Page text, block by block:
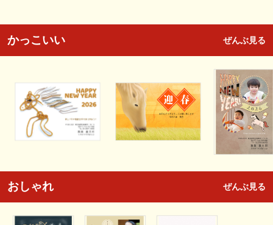
かっこいい ぜんぶ見る
おしゃれ ぜんぶ見る